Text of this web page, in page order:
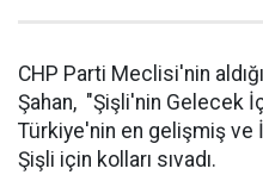
CHP Parti Meclisi'nin
Şahan, "Şişli'nin Gelecek
Türkiye'nin en gelişmiş
Şişli için kolları sıvadı.